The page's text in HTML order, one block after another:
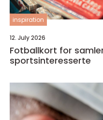
inspiration
12. July 2026
Fotballkort for
sportsinteresserte